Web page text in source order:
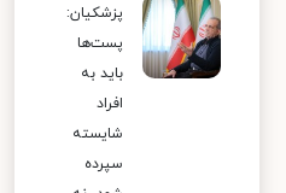
پزشکیان:
پست‌ها
باید به
افراد
شایسته
سپرده